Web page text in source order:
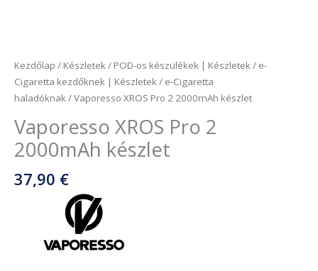
Kezdőlap / Készletek/ POD-os készülékek | Készletek/ e-
Cigaretta kezdőknek | Készletek/ e-Cigaretta
haladóknak/ Vaporesso XROS Pro 2 2000mAh készlet
Vaporesso XROS Pro 2
2000mAh készlet
37,90 €